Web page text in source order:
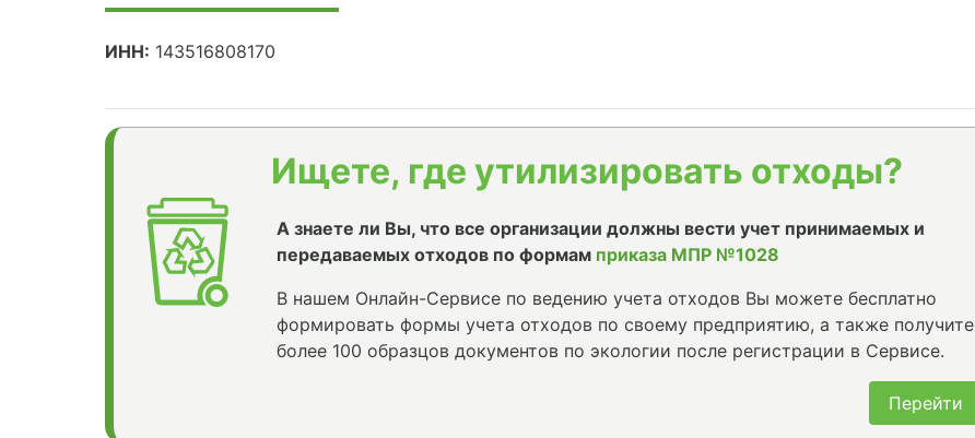
ИНН: 143516808170
Ищете, где утилизировать отходы?
А знаете ли Вы, что все организации должны вести учет принимаемых и
передаваемых отходов по формам приказа МПР №1028
В нашем Онлайн-Сервисе по ведению учета отходов Вы можете бесплатно
формировать формы учета отходов по своему предприятию, а также получите
более 100 образцов документов по экологии после регистрации в Сервисе.
Перейти